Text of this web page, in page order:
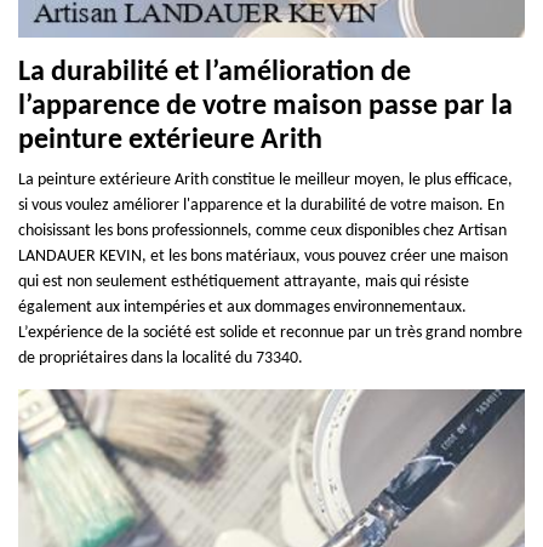
La durabilité et l’amélioration de
l’apparence de votre maison passe par la
peinture extérieure Arith
La peinture extérieure Arith constitue le meilleur moyen, le plus efficace,
si vous voulez améliorer l'apparence et la durabilité de votre maison. En
choisissant les bons professionnels, comme ceux disponibles chez Artisan
LANDAUER KEVIN, et les bons matériaux, vous pouvez créer une maison
qui est non seulement esthétiquement attrayante, mais qui résiste
également aux intempéries et aux dommages environnementaux.
L’expérience de la société est solide et reconnue par un très grand nombre
de propriétaires dans la localité du 73340.